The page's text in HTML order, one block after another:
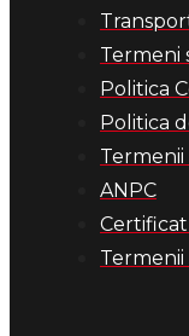
Termeni
Politica
Politica
ANPC
Termenii